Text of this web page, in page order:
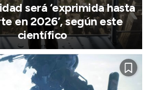
será ‘exprimida hasta
en 2026’, según este
científico